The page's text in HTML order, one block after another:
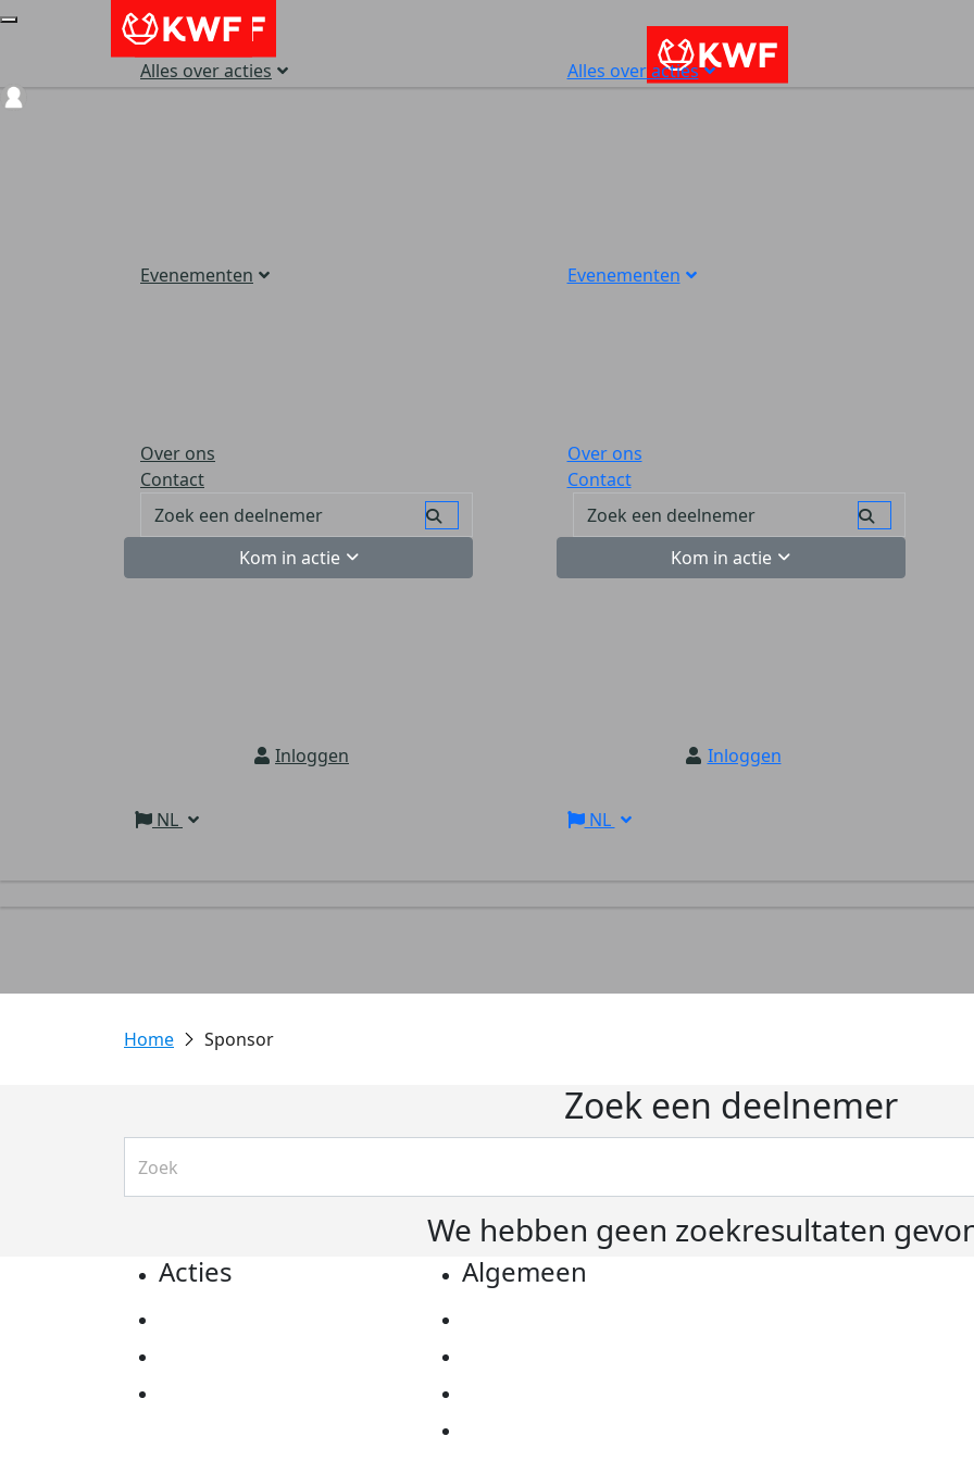
Alles over acties
Evenementen
Over ons
Contact
Kom in actie
Inloggen
NL
Alles over acties
Evenementen
Over ons
Contact
Kom in actie
Inloggen
NL
Sponsor
Zoek een deelnemer
We hebben geen zoekresultaten
Acties Algemeen